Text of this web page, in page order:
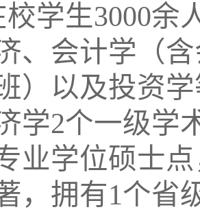
校学生3000余
、会计学（
）以及投资
学2个一级学
业学位硕士
，拥有1个省